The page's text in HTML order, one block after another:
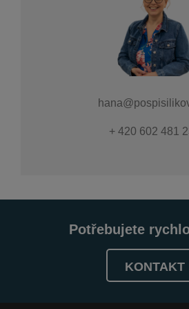
+ 420 602 481
Potřebujete
KONTAKT